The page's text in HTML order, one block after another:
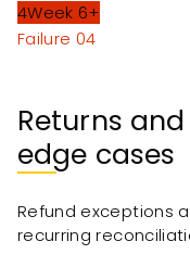
4Week 6+
Failure 04
Returns and
edge cases
Refund exceptions
recurring